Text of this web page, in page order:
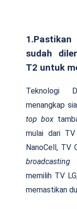
sudah
T2 untuk
Teknologi
menangkap
top box
mulai dari
NanoCell, TV
broadcasting
memilih TV
memastikan